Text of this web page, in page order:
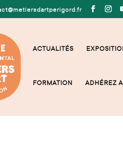
ACTUALITÉS
FORMATION ADHÉREZ